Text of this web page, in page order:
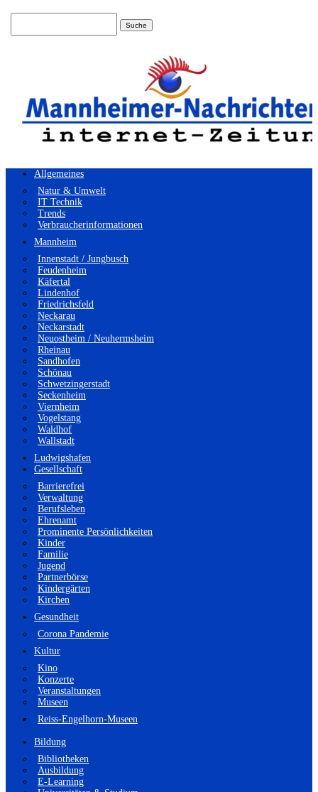
Allgemeines
Natur & Umwelt
IT Technik
Trends
Verbraucherinformationen
Mannheim
Innenstadt / Jungbusch
Feudenheim
Käfertal
Lindenhof
Friedrichsfeld
Neckarau
Neckarstadt
Neuostheim / Neuhermsheim
Rheinau
Sandhofen
Schönau
Schwetzingerstadt
Seckenheim
Viernheim
Vogelstang
Waldhof
Wallstadt
Ludwigshafen
Gesellschaft
Barrierefrei
Verwaltung
Berufsleben
Ehrenamt
Prominente Persönlichkeiten
Kinder
Familie
Jugend
Partnerbörse
Kindergärten
Kirchen
Gesundheit
Corona Pandemie
Kultur
Kino
Konzerte
Veranstaltungen
Museen
Reiss-Engelhorn-Museen
Bildung
Bibliotheken
Ausbildung
E-Learning